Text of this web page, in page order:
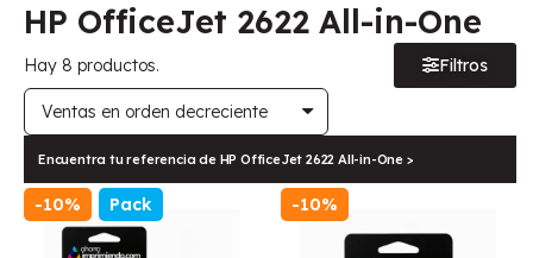
HP OfficeJet 2622 All-in-One
Hay 8 productos. Filtros
Encuentra tu referencia de HP OfficeJet 2622 All-in-One >
-10% Pack -10%